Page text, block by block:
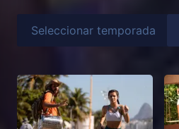
Seleccionar temporada